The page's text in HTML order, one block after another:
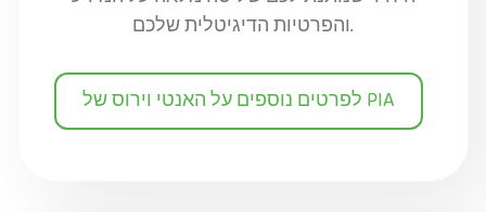
והפרטיות הדיגיטלית שלכם.
לפרטים נוספים על האנטי וירוס של PIA